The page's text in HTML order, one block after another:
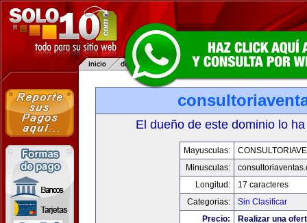
El dueño de este dominio lo
Mayusculas:
Minusculas:
Longitud:
17 caracteres
Categorias:
Sin Clasificar
Precio:
Realizar una